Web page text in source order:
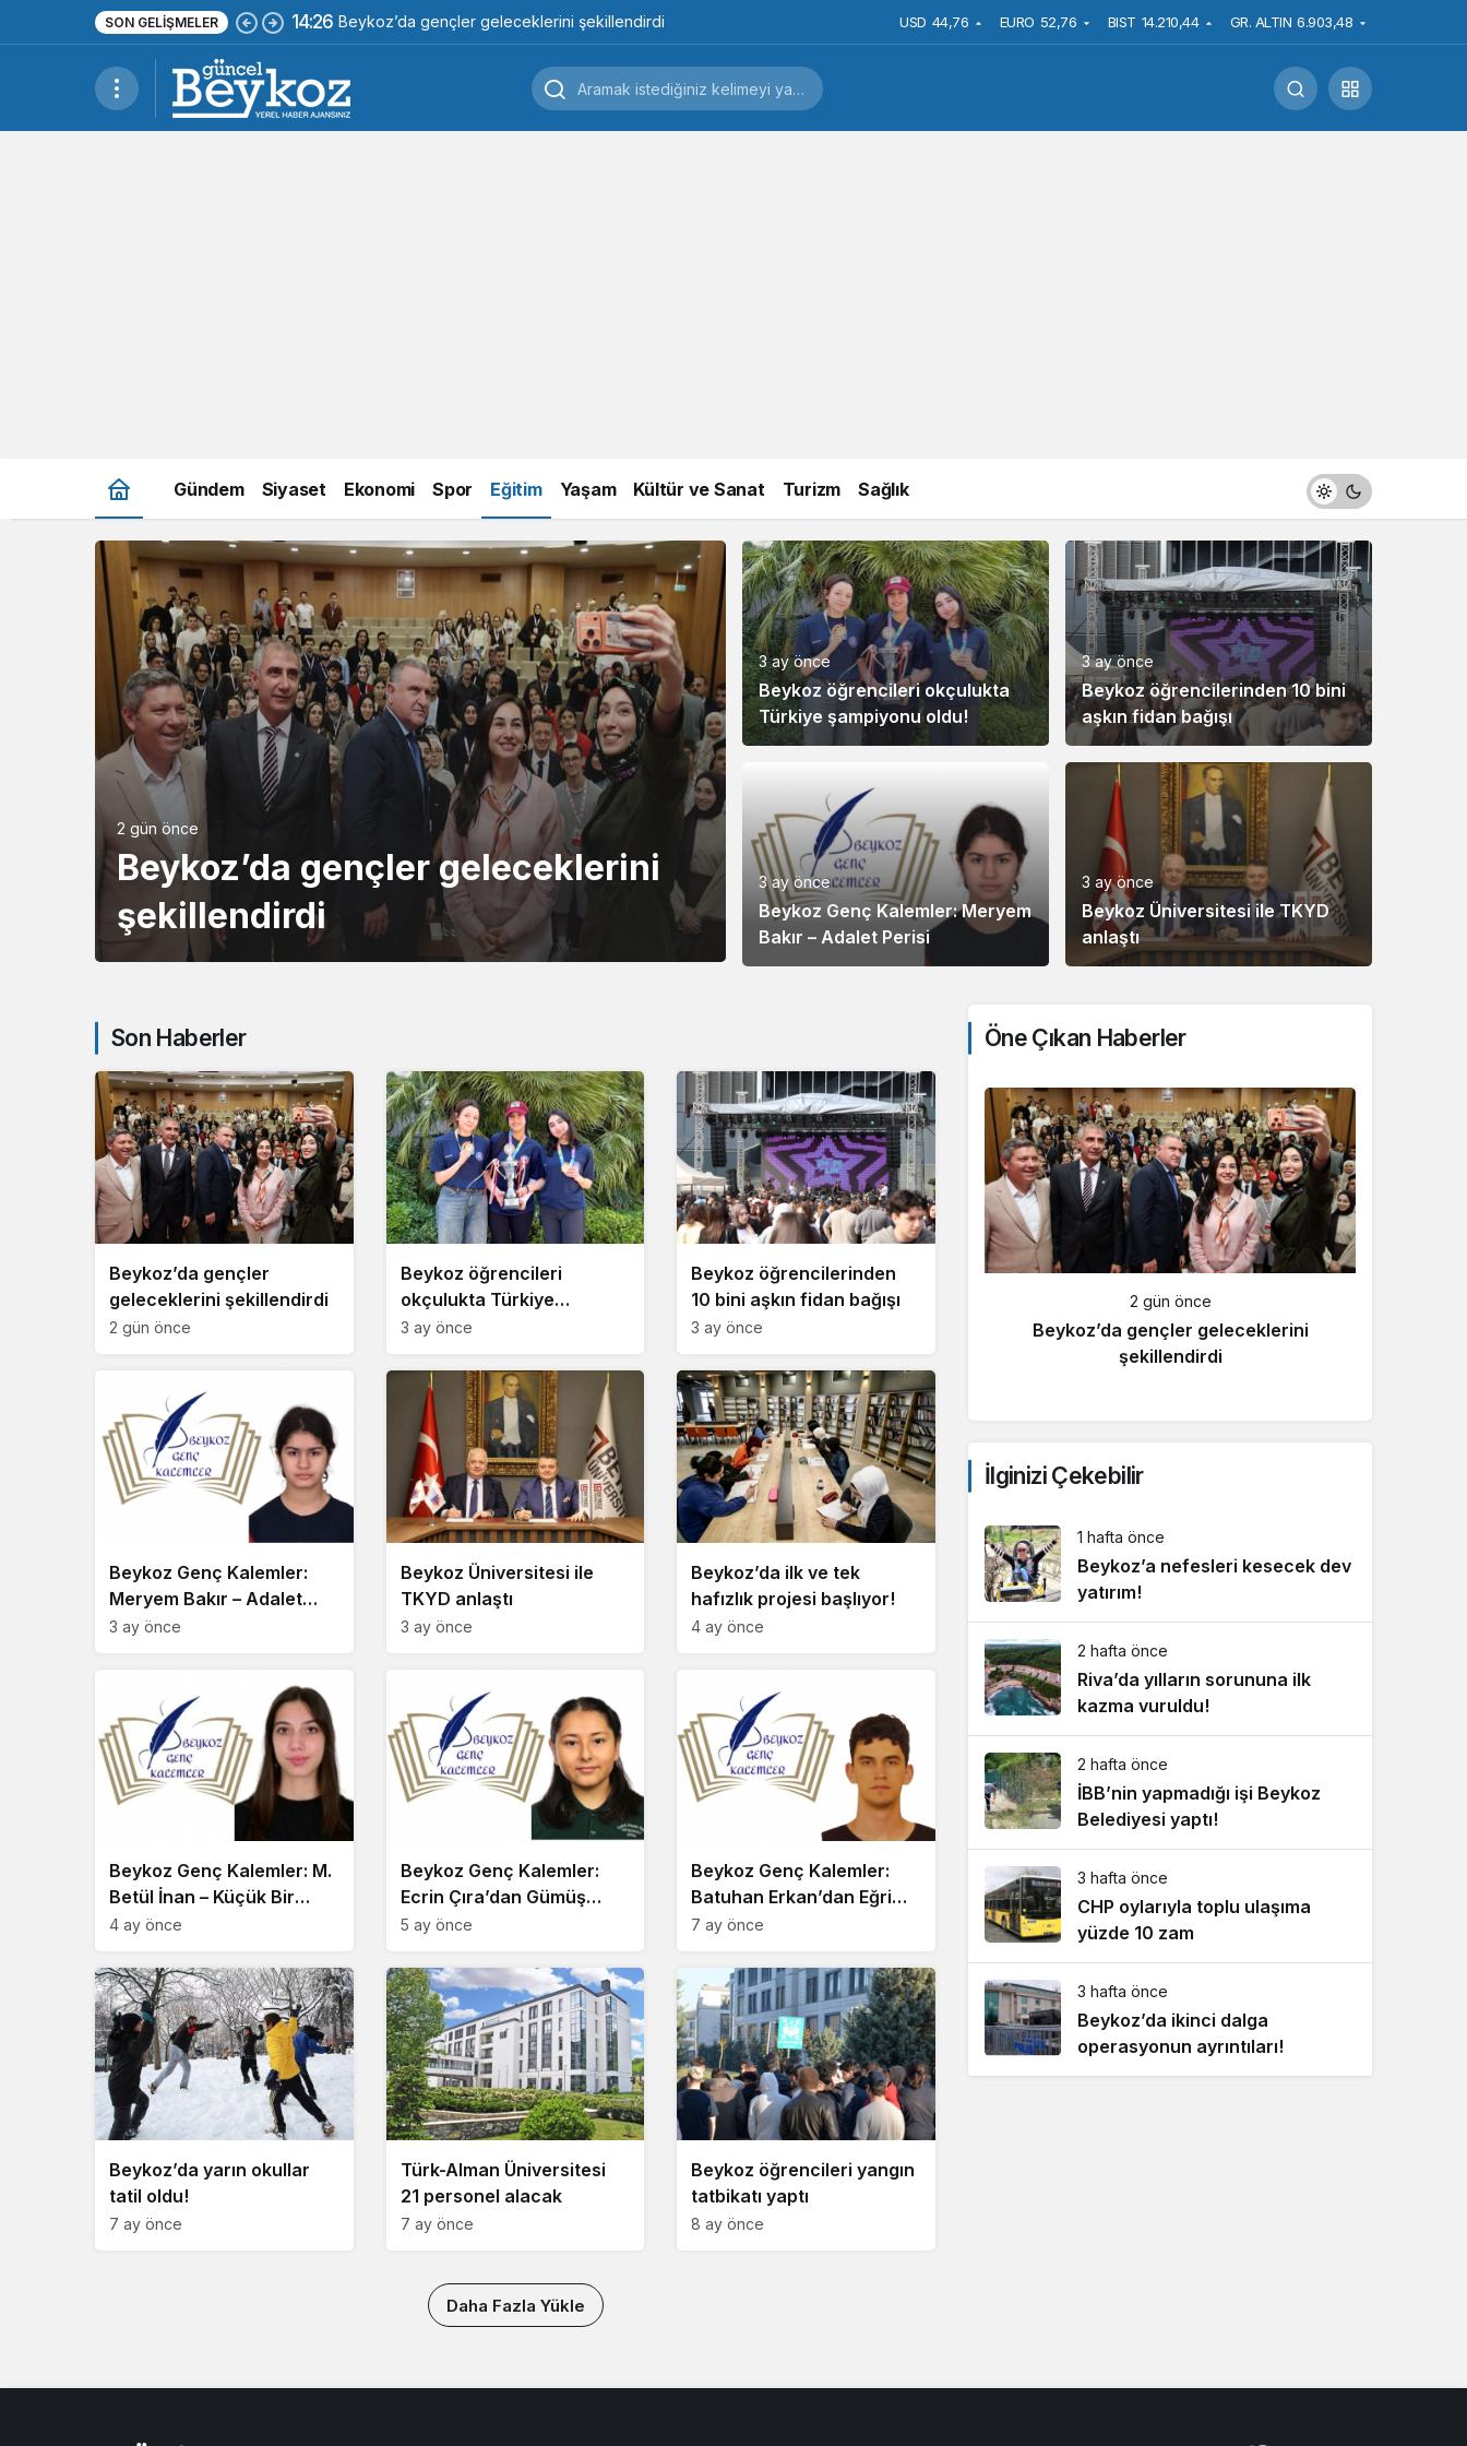
SON GELIŞMELER 14:26 Beykoz’da gençler geleceklerini şekillendirdi USD 44,76 EURO 52,76 BIST 14.210,44 GR. ALTIN 6.903,48
Gündem Siyaset Ekonomi Spor Eğitim Yaşam Kültür ve Sanat Turizm Sağlık
2 gün önce
Beykoz’da gençler geleceklerini
şekillendirdi
3 ay önce
Beykoz öğrencileri okçulukta
Türkiye şampiyonu oldu!
3 ay önce
Beykoz öğrencilerinden 10 bini
aşkın fidan bağışı
3 ay önce
Beykoz Genç Kalemler: Meryem
Bakır – Adalet Perisi
3 ay önce
Beykoz Üniversitesi ile TKYD
anlaştı
Son Haberler
Beykoz’da gençler
geleceklerini şekillendirdi
2 gün önce
Beykoz öğrencileri
okçulukta Türkiye
şampiyonu oldu!
3 ay önce
Beykoz öğrencilerinden
10 bini aşkın fidan bağışı
3 ay önce
Beykoz Genç Kalemler:
Meryem Bakır – Adalet
Perisi
3 ay önce
Beykoz Üniversitesi ile
TKYD anlaştı
3 ay önce
Beykoz’da ilk ve tek
hafızlık projesi başlıyor!
4 ay önce
Beykoz Genç Kalemler: M.
Betül İnan – Küçük Bir
Kıvılcım
4 ay önce
Beykoz Genç Kalemler:
Ecrin Çıra’dan Gümüş
Düğmeler
5 ay önce
Beykoz Genç Kalemler:
Batuhan Erkan’dan Eğri
Çizgiler
7 ay önce
Beykoz’da yarın okullar
tatil oldu!
7 ay önce
Türk-Alman Üniversitesi
21 personel alacak
7 ay önce
Beykoz öğrencileri yangın
tatbikatı yaptı
8 ay önce
Daha Fazla Yükle
Öne Çıkan Haberler
2 gün önce
Beykoz’da gençler geleceklerini
şekillendirdi
İlginizi Çekebilir
1 hafta önce
Beykoz’a nefesleri kesecek dev
yatırım!
2 hafta önce
Riva’da yılların sorununa ilk
kazma vuruldu!
2 hafta önce
İBB’nin yapmadığı işi Beykoz
Belediyesi yaptı!
3 hafta önce
CHP oylarıyla toplu ulaşıma
yüzde 10 zam
3 hafta önce
Beykoz’da ikinci dalga
operasyonun ayrıntıları!